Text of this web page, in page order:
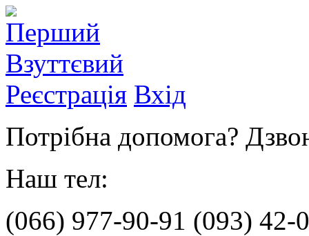
Реєстрація Вхід
Потрібна допомога?
Наш тел:
(066) 977-90-91 (093) 42-